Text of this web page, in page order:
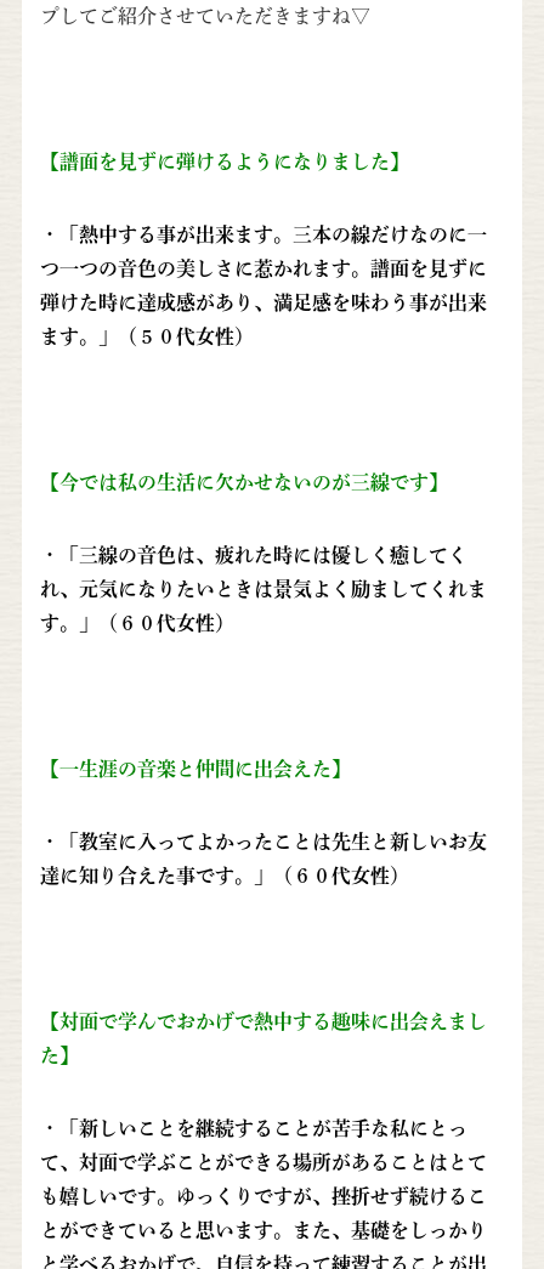
プしてご紹介させていただきますね▽
【譜面を見ずに弾けるようになりました】
・「熱中する事が出来ます。三本の線だけなのに一
つ一つの音色の美しさに惹かれます。譜面を見ずに
弾けた時に達成感があり、満足感を味わう事が出来
ます。」（５０代女性）
【今では私の生活に欠かせないのが三線です】
・「三線の音色は、疲れた時には優しく癒してく
れ、元気になりたいときは景気よく励ましてくれま
す。」（６０代女性）
【一生涯の音楽と仲間に出会えた】
・「教室に入ってよかったことは先生と新しいお友
達に知り合えた事です。」（６０代女性）
【対面で学んでおかげで熱中する趣味に出会えまし
た】
・「新しいことを継続することが苦手な私にとっ
て、対面で学ぶことができる場所があることはとて
も嬉しいです。ゆっくりですが、挫折せず続けるこ
とができていると思います。また、基礎をしっかり
と学べるおかげで、自信を持って練習することが出